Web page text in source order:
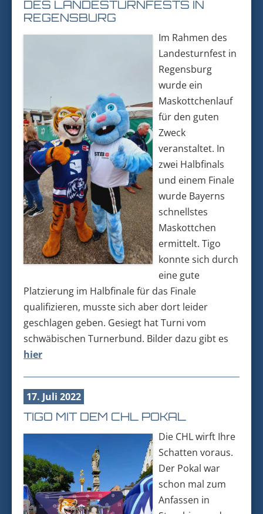
DES LANDESTURNFESTS IN
REGENSBURG
Im Rahmen des
Landesturnfest in
Regensburg
wurde ein
Maskottchenlauf
für den guten
Zweck
veranstaltet. In
zwei Halbfinals
und einem Finale
wurde Bayerns
schnellstes
Maskottchen
ermittelt. Tigo
konnte sich durch
eine gute
Platzierung im Halbfinale für das Finale
qualifizieren, musste sich aber dort leider
geschlagen geben. Gesiegt hat Turni vom
schwäbischen Turnerbund. Bilder dazu gibt es
hier
17. Juli 2022
TIGO MIT DEM CHL POKAL
Die CHL wirft Ihre
Schatten voraus.
Der Pokal war
schon mal zum
Anfassen in